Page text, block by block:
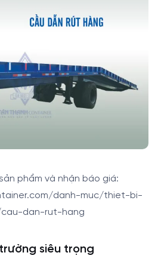
phẩm và nhận báo giá:
danh-muc/thiet-bi-
dan-rut-hang
siêu trọng